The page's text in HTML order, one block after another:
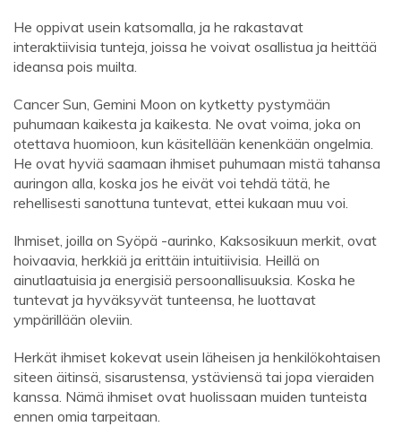
He oppivat usein katsomalla, ja he rakastavat
interaktiivisia tunteja, joissa he voivat osallistua ja heittää
ideansa pois muilta.
Cancer Sun, Gemini Moon on kytketty pystymään
puhumaan kaikesta ja kaikesta. Ne ovat voima, joka on
otettava huomioon, kun käsitellään kenenkään ongelmia.
He ovat hyviä saamaan ihmiset puhumaan mistä tahansa
auringon alla, koska jos he eivät voi tehdä tätä, he
rehellisesti sanottuna tuntevat, ettei kukaan muu voi.
Ihmiset, joilla on Syöpä -aurinko, Kaksosikuun merkit, ovat
hoivaavia, herkkiä ja erittäin intuitiivisia. Heillä on
ainutlaatuisia ja energisiä persoonallisuuksia. Koska he
tuntevat ja hyväksyvät tunteensa, he luottavat
ympärillään oleviin.
Herkät ihmiset kokevat usein läheisen ja henkilökohtaisen
siteen äitinsä, sisarustensa, ystäviensä tai jopa vieraiden
kanssa. Nämä ihmiset ovat huolissaan muiden tunteista
ennen omia tarpeitaan.